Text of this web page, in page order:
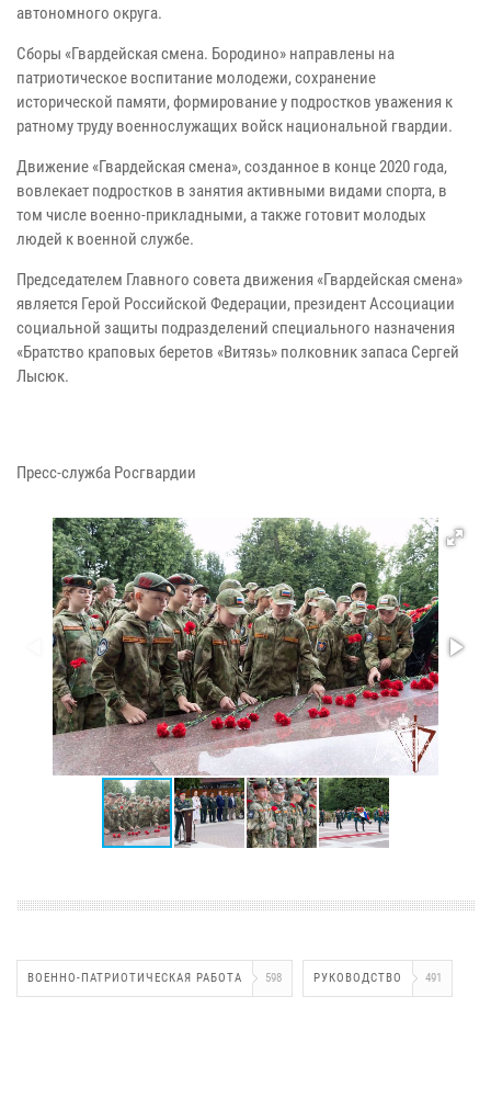
автономного округа.
Сборы «Гвардейская смена. Бородино» направлены на
патриотическое воспитание молодежи, сохранение
исторической памяти, формирование у подростков уважения к
ратному труду военнослужащих войск национальной гвардии.
Движение «Гвардейская смена», созданное в конце 2020 года,
вовлекает подростков в занятия активными видами спорта, в
том числе военно-прикладными, а также готовит молодых
людей к военной службе.
Председателем Главного совета движения «Гвардейская смена»
является Герой Российской Федерации, президент Ассоциации
социальной защиты подразделений специального назначения
«Братство краповых беретов «Витязь» полковник запаса Сергей
Лысюк.
Пресс-служба Росгвардии
ВОЕННО-ПАТРИОТИЧЕСКАЯ РАБОТА 598 РУКОВОДСТВО 491